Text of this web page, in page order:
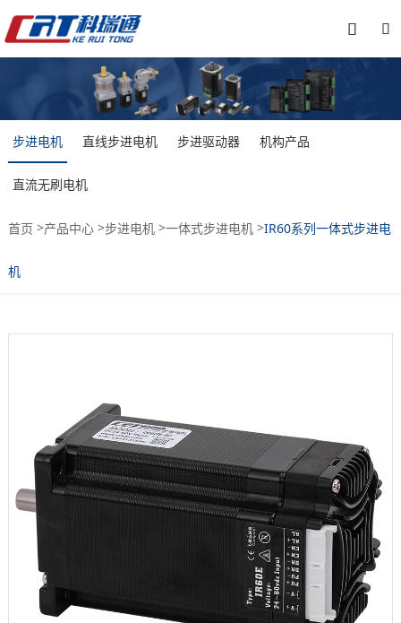


步进电机 直线步进电机 步进驱动器 机构产品
直流无刷电机
首页 >产品中心>步进电机>一体式步进电机>IR60系列一体式步进电
机